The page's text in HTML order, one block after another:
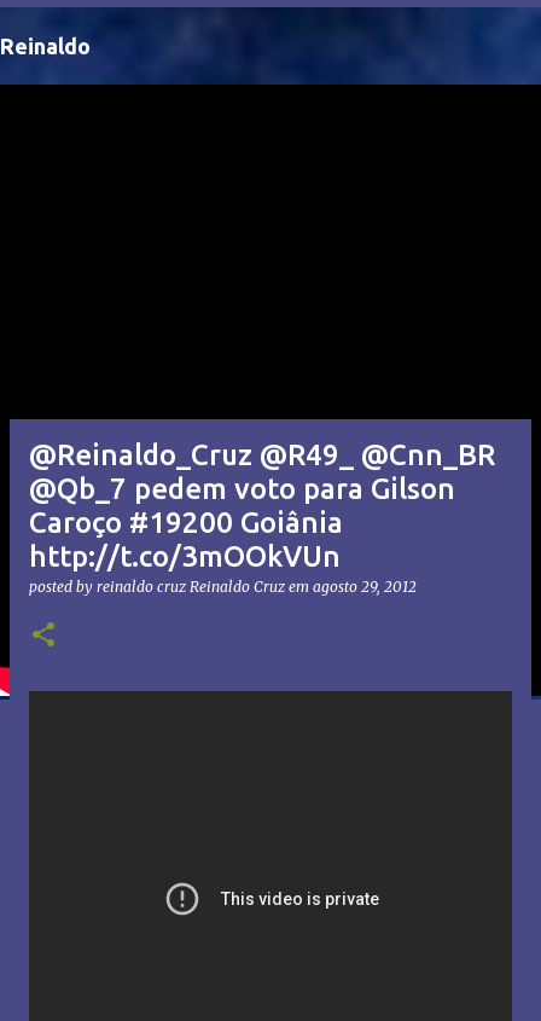
Reinaldo
@Reinaldo_Cruz @R49_ @Cnn_BR
@Qb_7 pedem voto para Gilson
Caroço #19200 Goiânia
http://t.co/3mOOkVUn
posted by reinaldo cruz Reinaldo Cruz em agosto 29, 2012